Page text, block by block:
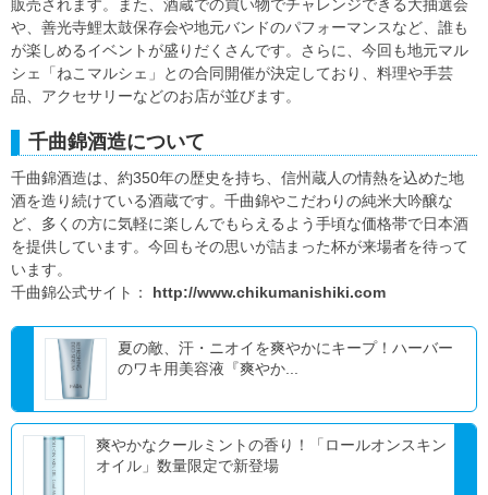
販売されます。また、酒蔵での買い物でチャレンジできる大抽選会
や、善光寺鯉太鼓保存会や地元バンドのパフォーマンスなど、誰も
が楽しめるイベントが盛りだくさんです。さらに、今回も地元マル
シェ「ねこマルシェ」との合同開催が決定しており、料理や手芸
品、アクセサリーなどのお店が並びます。
千曲錦酒造について
千曲錦酒造は、約350年の歴史を持ち、信州蔵人の情熱を込めた地
酒を造り続けている酒蔵です。千曲錦やこだわりの純米大吟醸な
ど、多くの方に気軽に楽しんでもらえるよう手頃な価格帯で日本酒
を提供しています。今回もその思いが詰まった杯が来場者を待って
います。
千曲錦公式サイト： http://www.chikumanishiki.com
夏の敵、汗・ニオイを爽やかにキープ！ハーバー
のワキ用美容液『爽やか...
爽やかなクールミントの香り！「ロールオンスキン
オイル」数量限定で新登場